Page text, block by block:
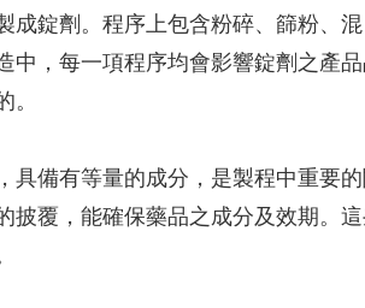
成錠劑。程序上包含粉碎、篩粉、混
中，每一項程序均會影響錠劑之產
具備有等量的成分，是製程中重要
披覆，能確保藥品之成分及效期。